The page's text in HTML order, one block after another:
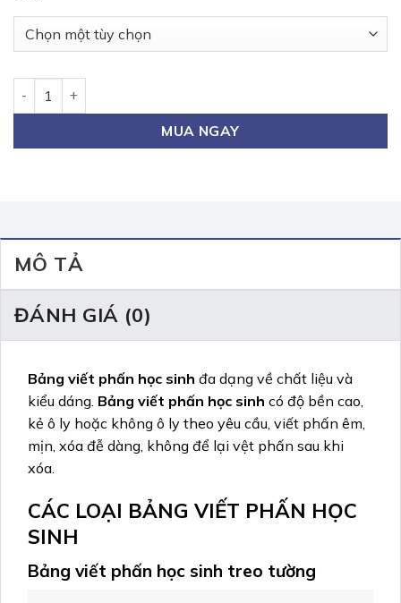
MUA NGAY
MÔ TẢ
ĐÁNH GIÁ (0)
Bảng viết phấn học sinh đa dạng về chất liệu và
kiểu dáng. Bảng viết phấn học sinh có độ bền cao,
kẻ ô ly hoặc không ô ly theo yêu cầu, viết phấn êm,
mịn, xóa đễ dàng, không để lại vệt phấn sau khi
xóa.
CÁC LOẠI BẢNG VIẾT PHẤN HỌC
SINH
Bảng viết phấn học sinh treo tường